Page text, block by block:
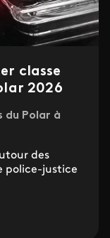
classe
2026
du Polar à
des
police-justice